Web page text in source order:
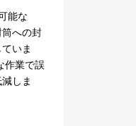
能な
筒への封
いま
作業で誤
しま